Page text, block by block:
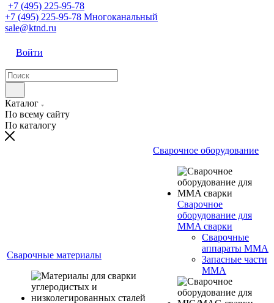
+7 (495) 225-95-78
+7 (495) 225-95-78 Многоканальный
sale@ktnd.ru
Войти
Каталог
По всему сайту
По каталогу
Сварочные материалы
Сварочное оборудование
Сварочное
оборудование для
MMA сварки
Сварочные
аппараты MMA
Запасные части
MMA